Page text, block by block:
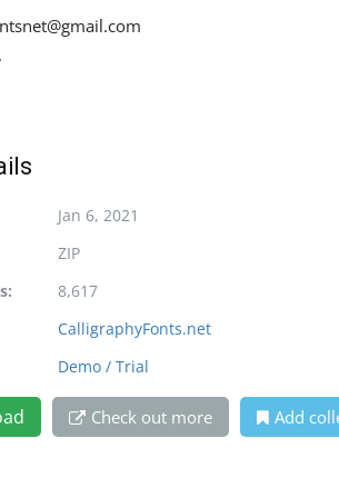
Jan 6, 2021
ZIP
8,617
CalligraphyFonts.net
Demo / Trial
Check out more Add